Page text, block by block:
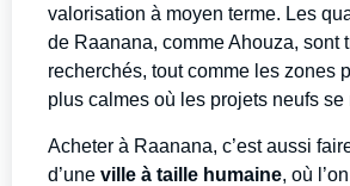
valorisation à moyen terme. Les
de Raanana, comme Ahouza, sont
recherchés, tout comme les zones
plus calmes où les projets neufs se
Acheter à Raanana, c’est aussi
d’une ville à taille humaine, où